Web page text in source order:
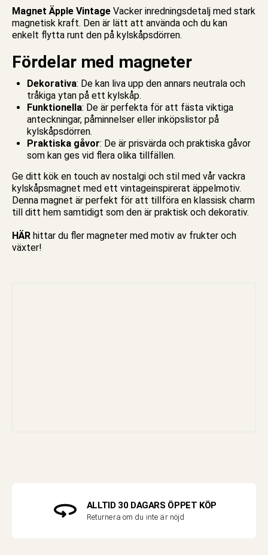
Magnet Äpple Vintage Vacker inredningsdetalj med stark
magnetisk kraft. Den är lätt att använda och du kan
enkelt flytta runt den på kylskåpsdörren.
Fördelar med magneter
Dekorativa: De kan liva upp den annars neutrala och
tråkiga ytan på ett kylskåp.
Funktionella: De är perfekta för att fästa viktiga
anteckningar, påminnelser eller inköpslistor på
kylskåpsdörren.
Praktiska gåvor: De är prisvärda och praktiska gåvor
som kan ges vid flera olika tillfällen.
Ge ditt kök en touch av nostalgi och stil med vår vackra
kylskåpsmagnet med ett vintageinspirerat äppelmotiv.
Denna magnet är perfekt för att tillföra en klassisk charm
till ditt hem samtidigt som den är praktisk och dekorativ.
HÄR hittar du fler magneter med motiv av frukter och
växter!
ALLTID 30 DAGARS ÖPPET KÖP
Returnera om du inte är nöjd